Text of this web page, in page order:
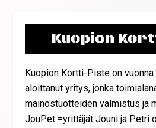
Kuopion
Kuopion Kortti-Piste on
aloittanut yritys, jonka
mainostuotteiden valmistus ja
JouPet =yrittäjät Jouni ja Petri